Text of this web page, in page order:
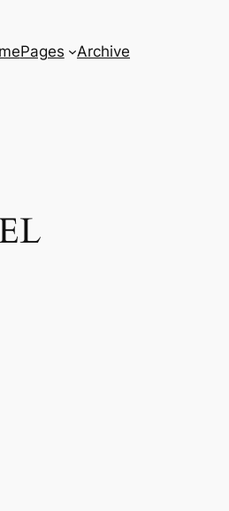
Pages Archive